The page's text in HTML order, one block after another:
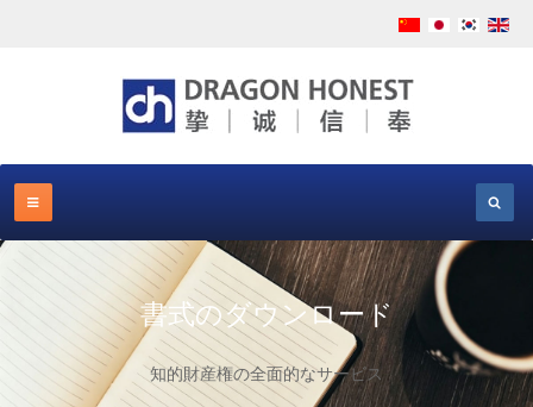
書式のダウンロード
知的財産権の全面的なサービス